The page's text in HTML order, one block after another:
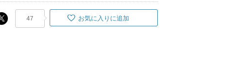
47 お気に入りに追加